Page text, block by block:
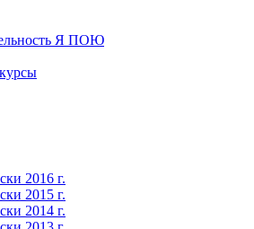
Я ПОЮ
2016 г.
2015 г.
2014 г.